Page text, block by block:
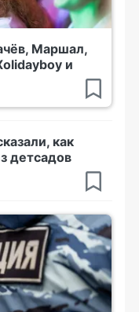
Маршал,
и
как
детсадов